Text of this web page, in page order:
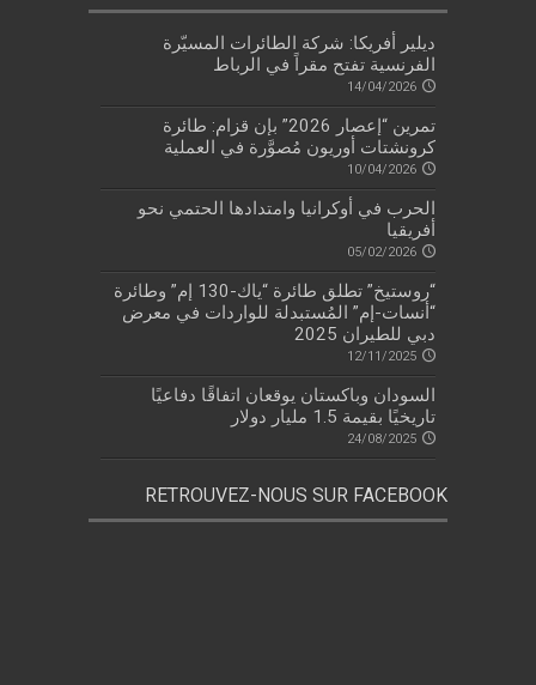
ديلير أفريكا: شركة الطائرات المسيّرة
الفرنسية تفتح مقراً في الرباط
14/04/2026
تمرين “إعصار 2026” بإن قزام: طائرة
كرونشتات أوريون مُصوَّرة في العملية
10/04/2026
الحرب في أوكرانيا وامتدادها الحتمي نحو
أفريقيا
05/02/2026
“روستيخ” تطلق طائرة “ياك-130 إم” وطائرة
“أنسات-إم” المُستبدلة للواردات في معرض
دبي للطيران 2025
12/11/2025
السودان وباكستان يوقعان اتفاقًا دفاعيًا
تاريخيًا بقيمة 1.5 مليار دولار
24/08/2025
RETROUVEZ-NOUS SUR FACEBOOK